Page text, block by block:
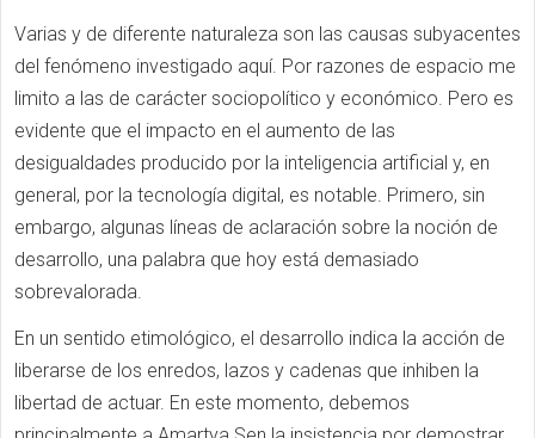
Varias y de diferente naturaleza son las causas subyacentes
del fenómeno investigado aquí. Por razones de espacio me
limito a las de carácter sociopolítico y económico. Pero es
evidente que el impacto en el aumento de las
desigualdades producido por la inteligencia artificial y, en
general, por la tecnología digital, es notable. Primero, sin
embargo, algunas líneas de aclaración sobre la noción de
desarrollo, una palabra que hoy está demasiado
sobrevalorada.
En un sentido etimológico, el desarrollo indica la acción de
liberarse de los enredos, lazos y cadenas que inhiben la
libertad de actuar. En este momento, debemos